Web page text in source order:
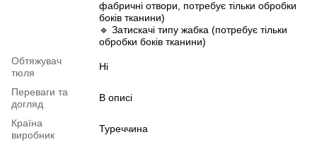
фабричні отвори, потребує тільки обробки
боків тканини)
🔹 Затискачі типу жабка (потребує тільки
обробки боків тканини)
Обтяжувач
тюля
Ні
Переваги та
догляд
В описі
Країна
виробник
Туреччина